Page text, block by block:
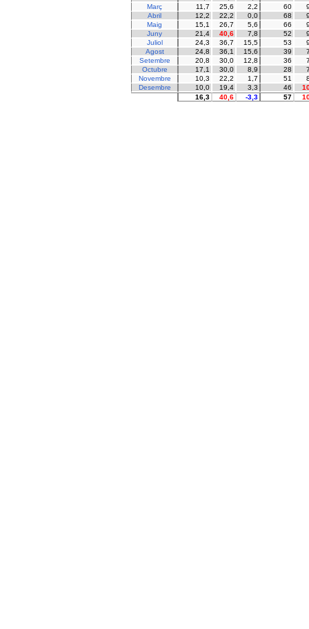
Març
11,7 25,6 2,2 60
Abril
12,2 22,2 0,0 68
Maig
15,1 26,7 5,6 66
Juny
21,4 40,6 7,8 52
Juliol
24,3 36,7 15,5 53
Agost
24,8 36,1 15,6 39
Setembre
20,8 30,0 12,8 36
Octubre
17,1 30,0 8,9 28
Novembre
10,3 22,2 1,7 51
Desembre
10,0 19,4 3,3 46
16,3
40,6 -3,3 57